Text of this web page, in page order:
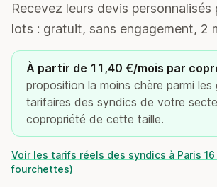
Recevez leurs devis personnalisés
lots : gratuit, sans engagement, 2
À partir de 11,40 €/mois par
proposition la moins chère parmi les
tarifaires des syndics de votre
copropriété de cette taille.
Voir les tarifs réels des syndics à Paris
fourchettes)